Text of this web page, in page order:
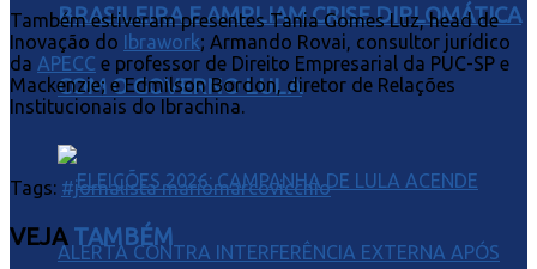
BRASILEIRA E AMPLIAM CRISE DIPLOMÁTICA
COM O GOVERNO LULA
Também estiveram presentes Tania Gomes Luz, head de
Inovação do Ibrawork; Armando Rovai, consultor jurídico
da APECC e professor de Direito Empresarial da PUC-SP e
Mackenzie; e Edmilson Bordon, diretor de Relações
Institucionais do Ibrachina.
Tags: #jornalista mariomarcovicchio
VEJATAMBÉM